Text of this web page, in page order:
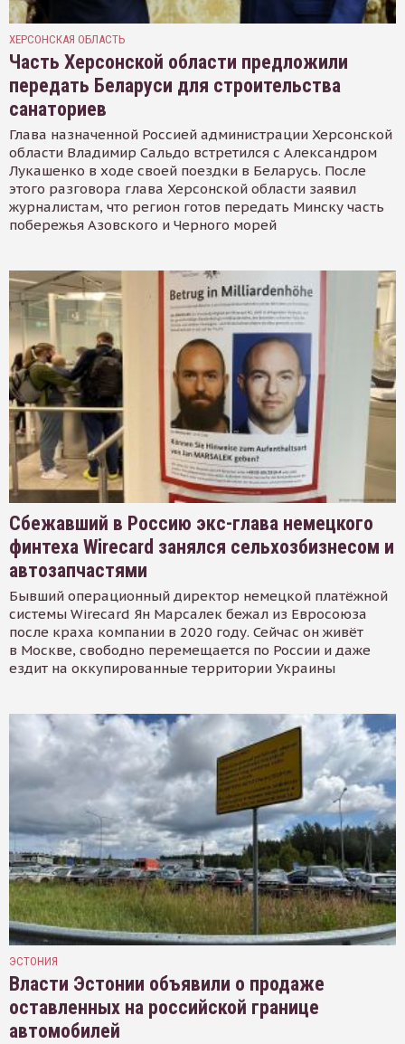
ХЕРСОНСКАЯ ОБЛАСТЬ
Часть Херсонской области предложили
передать Беларуси для строительства
санаториев
Глава назначенной Россией администрации Херсонской
области Владимир Сальдо встретился с Александром
Лукашенко в ходе своей поездки в Беларусь. После
этого разговора глава Херсонской области заявил
журналистам, что регион готов передать Минску часть
побережья Азовского и Черного морей
Сбежавший в Россию экс-глава немецкого
финтеха Wirecard занялся сельхозбизнесом и
автозапчастями
Бывший операционный директор немецкой платёжной
системы Wirecard Ян Марсалек бежал из Евросоюза
после краха компании в 2020 году. Сейчас он живёт
в Москве, свободно перемещается по России и даже
ездит на оккупированные территории Украины
ЭСТОНИЯ
Власти Эстонии объявили о продаже
оставленных на российской границе
автомобилей